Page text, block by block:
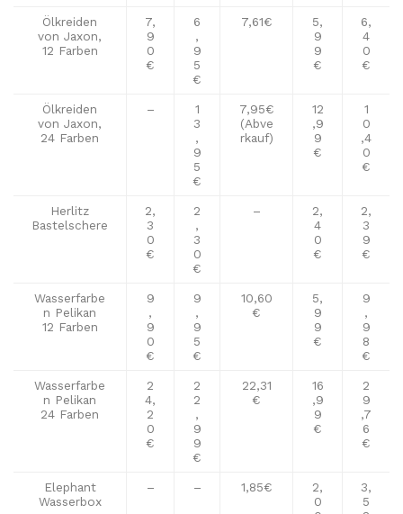
Ölkreiden
von Jaxon,
12 Farben
7,
9
0
€
6
,
9
5
€
7,61€
5,
9
9
€
6,
4
0
€
Ölkreiden
von Jaxon,
24 Farben
–
1
3
,
9
5
€
7,95€
(Abve
rkauf)
12
,9
9
€
1
0
,4
0
€
Herlitz
Bastelschere
2,
3
0
€
2
,
3
0
€
–
2,
4
0
€
2,
3
9
€
Wasserfarbe
n Pelikan
12 Farben
9
,
9
0
€
9
,
9
5
€
10,60
€
5,
9
9
€
9
,
9
8
€
Wasserfarbe
n Pelikan
24 Farben
2
4,
2
0
€
2
2
,
9
9
€
22,31
€
16
,9
9
€
2
9
,7
6
€
Elephant
Wasserbox
– – 1,85€
2,
0
3,
5